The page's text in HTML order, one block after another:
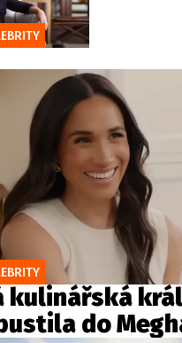
kulinářská
do